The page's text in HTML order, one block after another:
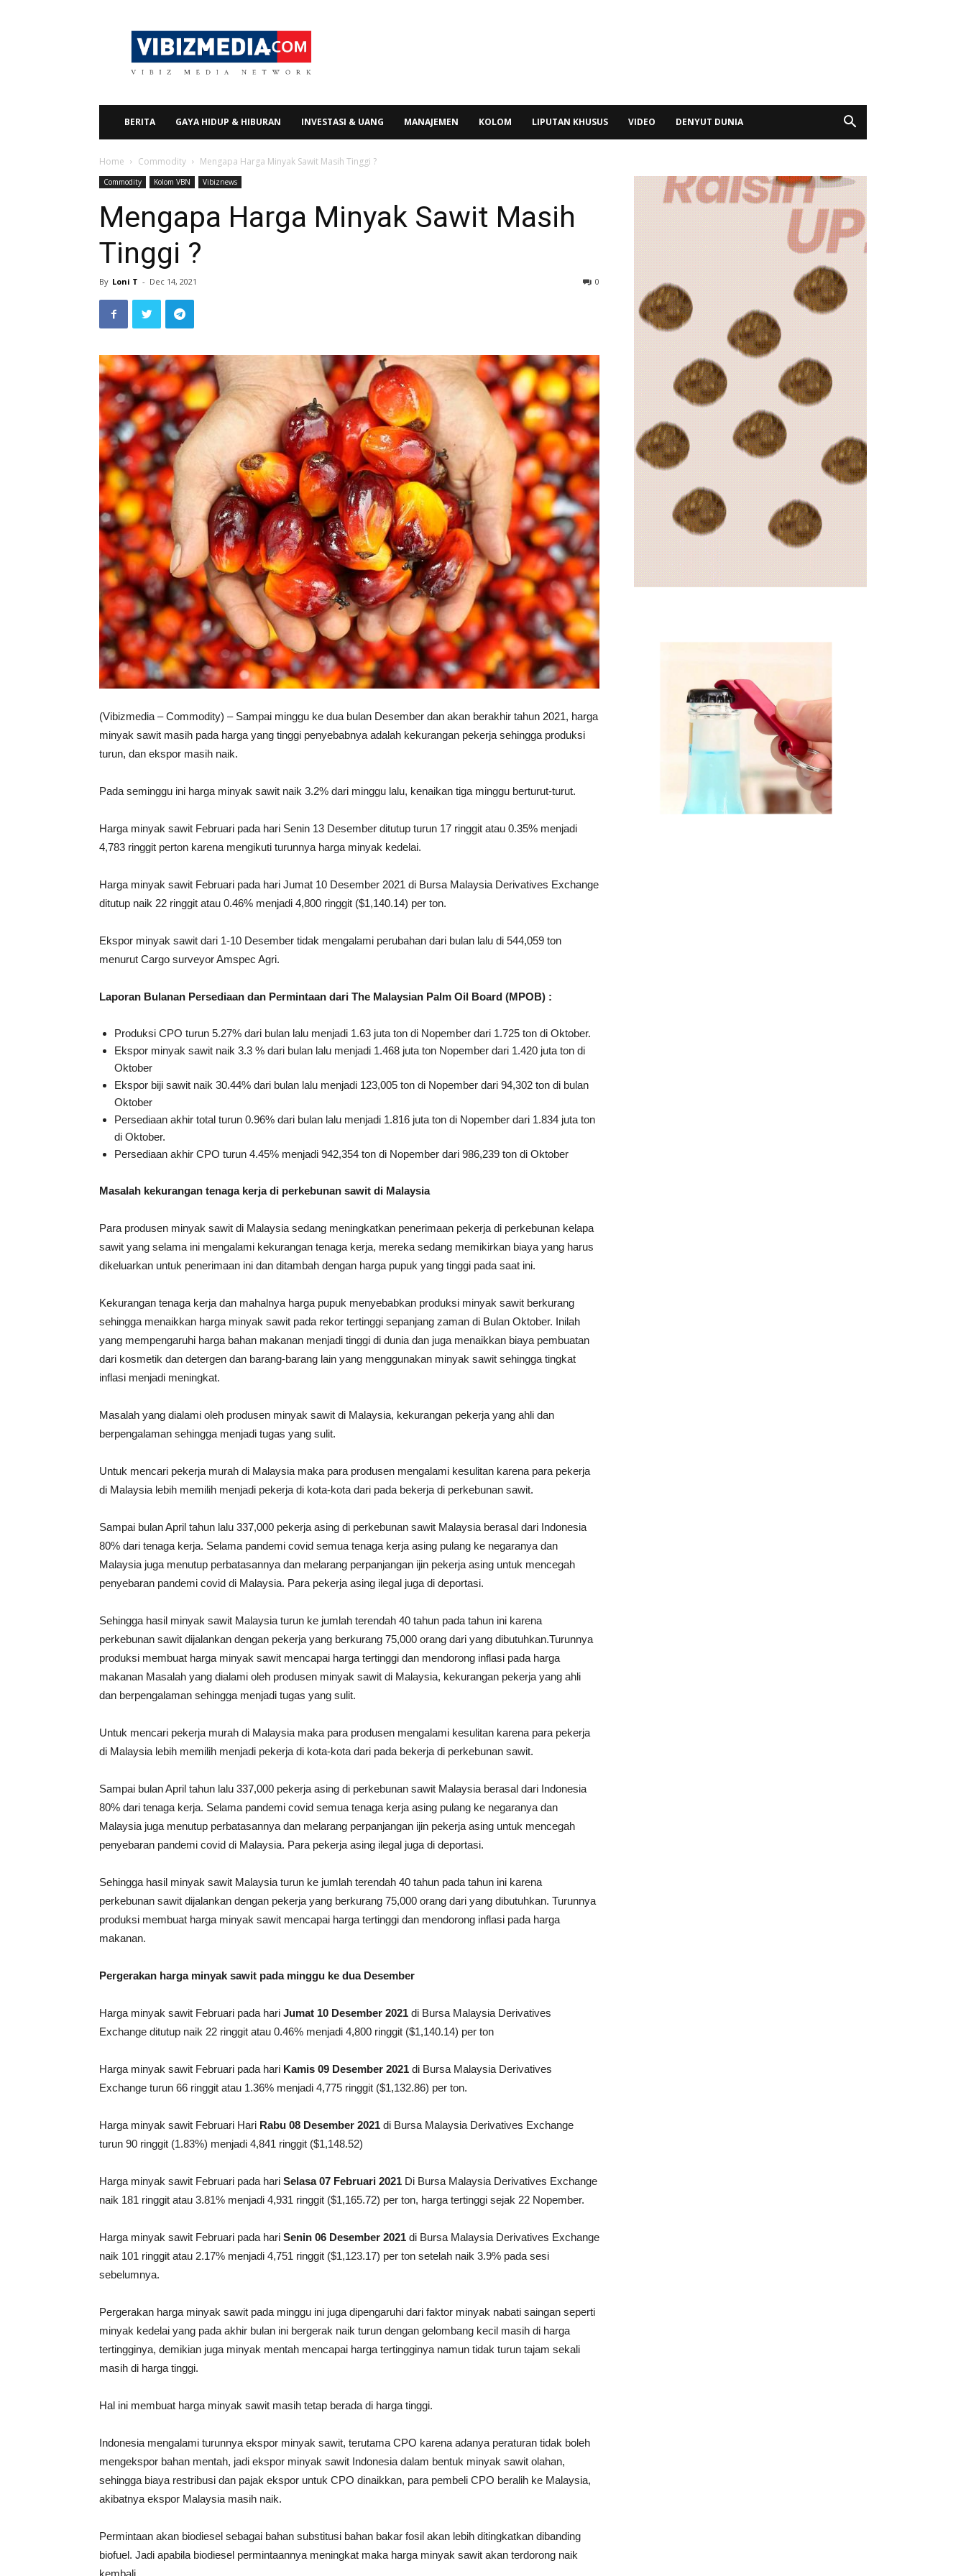
Vibizmedia.com
BERITA GAYA HIDUP & HIBURAN INVESTASI & UANG MANAJEMEN KOLOM LIPUTAN KHUSUS VIDEO DENYUT DUNIA
Home Commodity Mengapa Harga Minyak Sawit Masih Tinggi ?
Commodity Kolom VBN Vibiznews
Mengapa Harga Minyak Sawit Masih
Tinggi ?
By Loni T - Dec 14, 2021 0
(Vibizmedia – Commodity) – Sampai minggu ke dua bulan Desember dan akan berakhir tahun 2021, harga
minyak sawit masih pada harga yang tinggi penyebabnya adalah kekurangan pekerja sehingga produksi
turun, dan ekspor masih naik.
Pada seminggu ini harga minyak sawit naik 3.2% dari minggu lalu, kenaikan tiga minggu berturut-turut.
Harga minyak sawit Februari pada hari Senin 13 Desember ditutup turun 17 ringgit atau 0.35% menjadi
4,783 ringgit perton karena mengikuti turunnya harga minyak kedelai.
Harga minyak sawit Februari pada hari Jumat 10 Desember 2021 di Bursa Malaysia Derivatives Exchange
ditutup naik 22 ringgit atau 0.46% menjadi 4,800 ringgit ($1,140.14) per ton.
Ekspor minyak sawit dari 1-10 Desember tidak mengalami perubahan dari bulan lalu di 544,059 ton
menurut Cargo surveyor Amspec Agri.
Laporan Bulanan Persediaan dan Permintaan dari The Malaysian Palm Oil Board (MPOB) :
Produksi CPO turun 5.27% dari bulan lalu menjadi 1.63 juta ton di Nopember dari 1.725 ton di Oktober.
Ekspor minyak sawit naik 3.3 % dari bulan lalu menjadi 1.468 juta ton Nopember dari 1.420 juta ton di
Oktober
Ekspor biji sawit naik 30.44% dari bulan lalu menjadi 123,005 ton di Nopember dari 94,302 ton di bulan
Oktober
Persediaan akhir total turun 0.96% dari bulan lalu menjadi 1.816 juta ton di Nopember dari 1.834 juta ton
di Oktober.
Persediaan akhir CPO turun 4.45% menjadi 942,354 ton di Nopember dari 986,239 ton di Oktober
Masalah kekurangan tenaga kerja di perkebunan sawit di Malaysia
Para produsen minyak sawit di Malaysia sedang meningkatkan penerimaan pekerja di perkebunan kelapa
sawit yang selama ini mengalami kekurangan tenaga kerja, mereka sedang memikirkan biaya yang harus
dikeluarkan untuk penerimaan ini dan ditambah dengan harga pupuk yang tinggi pada saat ini.
Kekurangan tenaga kerja dan mahalnya harga pupuk menyebabkan produksi minyak sawit berkurang
sehingga menaikkan harga minyak sawit pada rekor tertinggi sepanjang zaman di Bulan Oktober. Inilah
yang mempengaruhi harga bahan makanan menjadi tinggi di dunia dan juga menaikkan biaya pembuatan
dari kosmetik dan detergen dan barang-barang lain yang menggunakan minyak sawit sehingga tingkat
inflasi menjadi meningkat.
Masalah yang dialami oleh produsen minyak sawit di Malaysia, kekurangan pekerja yang ahli dan
berpengalaman sehingga menjadi tugas yang sulit.
Untuk mencari pekerja murah di Malaysia maka para produsen mengalami kesulitan karena para pekerja
di Malaysia lebih memilih menjadi pekerja di kota-kota dari pada bekerja di perkebunan sawit.
Sampai bulan April tahun lalu 337,000 pekerja asing di perkebunan sawit Malaysia berasal dari Indonesia
80% dari tenaga kerja. Selama pandemi covid semua tenaga kerja asing pulang ke negaranya dan
Malaysia juga menutup perbatasannya dan melarang perpanjangan ijin pekerja asing untuk mencegah
penyebaran pandemi covid di Malaysia. Para pekerja asing ilegal juga di deportasi.
Sehingga hasil minyak sawit Malaysia turun ke jumlah terendah 40 tahun pada tahun ini karena
perkebunan sawit dijalankan dengan pekerja yang berkurang 75,000 orang dari yang dibutuhkan.Turunnya
produksi membuat harga minyak sawit mencapai harga tertinggi dan mendorong inflasi pada harga
makanan Masalah yang dialami oleh produsen minyak sawit di Malaysia, kekurangan pekerja yang ahli
dan berpengalaman sehingga menjadi tugas yang sulit.
Untuk mencari pekerja murah di Malaysia maka para produsen mengalami kesulitan karena para pekerja
di Malaysia lebih memilih menjadi pekerja di kota-kota dari pada bekerja di perkebunan sawit.
Sampai bulan April tahun lalu 337,000 pekerja asing di perkebunan sawit Malaysia berasal dari Indonesia
80% dari tenaga kerja. Selama pandemi covid semua tenaga kerja asing pulang ke negaranya dan
Malaysia juga menutup perbatasannya dan melarang perpanjangan ijin pekerja asing untuk mencegah
penyebaran pandemi covid di Malaysia. Para pekerja asing ilegal juga di deportasi.
Sehingga hasil minyak sawit Malaysia turun ke jumlah terendah 40 tahun pada tahun ini karena
perkebunan sawit dijalankan dengan pekerja yang berkurang 75,000 orang dari yang dibutuhkan. Turunnya
produksi membuat harga minyak sawit mencapai harga tertinggi dan mendorong inflasi pada harga
makanan.
Pergerakan harga minyak sawit pada minggu ke dua Desember
Harga minyak sawit Februari pada hari Jumat 10 Desember 2021 di Bursa Malaysia Derivatives
Exchange ditutup naik 22 ringgit atau 0.46% menjadi 4,800 ringgit ($1,140.14) per ton
Harga minyak sawit Februari pada hari Kamis 09 Desember 2021 di Bursa Malaysia Derivatives
Exchange turun 66 ringgit atau 1.36% menjadi 4,775 ringgit ($1,132.86) per ton.
Harga minyak sawit Februari Hari Rabu 08 Desember 2021 di Bursa Malaysia Derivatives Exchange
turun 90 ringgit (1.83%) menjadi 4,841 ringgit ($1,148.52)
Harga minyak sawit Februari pada hari Selasa 07 Februari 2021 Di Bursa Malaysia Derivatives Exchange
naik 181 ringgit atau 3.81% menjadi 4,931 ringgit ($1,165.72) per ton, harga tertinggi sejak 22 Nopember.
Harga minyak sawit Februari pada hari Senin 06 Desember 2021 di Bursa Malaysia Derivatives Exchange
naik 101 ringgit atau 2.17% menjadi 4,751 ringgit ($1,123.17) per ton setelah naik 3.9% pada sesi
sebelumnya.
Pergerakan harga minyak sawit pada minggu ini juga dipengaruhi dari faktor minyak nabati saingan seperti
minyak kedelai yang pada akhir bulan ini bergerak naik turun dengan gelombang kecil masih di harga
tertingginya, demikian juga minyak mentah mencapai harga tertingginya namun tidak turun tajam sekali
masih di harga tinggi.
Hal ini membuat harga minyak sawit masih tetap berada di harga tinggi.
Indonesia mengalami turunnya ekspor minyak sawit, terutama CPO karena adanya peraturan tidak boleh
mengekspor bahan mentah, jadi ekspor minyak sawit Indonesia dalam bentuk minyak sawit olahan,
sehingga biaya restribusi dan pajak ekspor untuk CPO dinaikkan, para pembeli CPO beralih ke Malaysia,
akibatnya ekspor Malaysia masih naik.
Permintaan akan biodiesel sebagai bahan substitusi bahan bakar fosil akan lebih ditingkatkan dibanding
biofuel. Jadi apabila biodiesel permintaannya meningkat maka harga minyak sawit akan terdorong naik
kembali.